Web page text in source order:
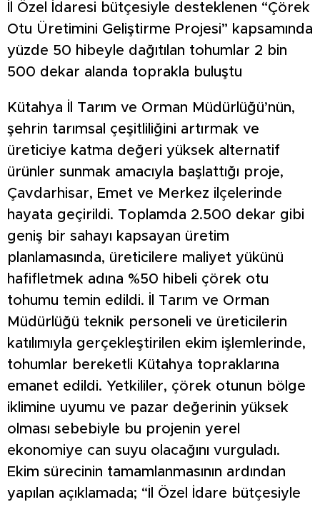
İl Özel İdaresi bütçesiyle desteklenen “Çörek
Otu Üretimini Geliştirme Projesi” kapsamında
yüzde 50 hibeyle dağıtılan tohumlar 2 bin
500 dekar alanda toprakla buluştu
Kütahya İl Tarım ve Orman Müdürlüğü’nün,
şehrin tarımsal çeşitliliğini artırmak ve
üreticiye katma değeri yüksek alternatif
ürünler sunmak amacıyla başlattığı proje,
Çavdarhisar, Emet ve Merkez ilçelerinde
hayata geçirildi. Toplamda 2.500 dekar gibi
geniş bir sahayı kapsayan üretim
planlamasında, üreticilere maliyet yükünü
hafifletmek adına %50 hibeli çörek otu
tohumu temin edildi. İl Tarım ve Orman
Müdürlüğü teknik personeli ve üreticilerin
katılımıyla gerçekleştirilen ekim işlemlerinde,
tohumlar bereketli Kütahya topraklarına
emanet edildi. Yetkililer, çörek otunun bölge
iklimine uyumu ve pazar değerinin yüksek
olması sebebiyle bu projenin yerel
ekonomiye can suyu olacağını vurguladı.
Ekim sürecinin tamamlanmasının ardından
yapılan açıklamada; “İl Özel İdare bütçesiyle